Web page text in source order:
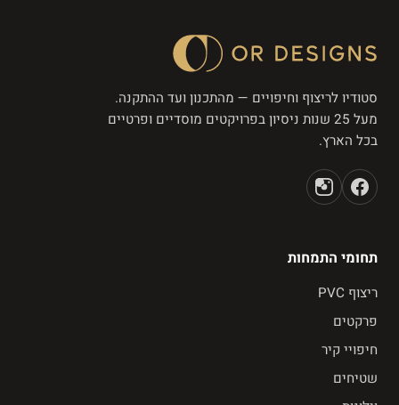
סטודיו לריצוף וחיפויים — מהתכנון ועד ההתקנה.
מעל 25 שנות ניסיון בפרויקטים מוסדיים ופרטיים
בכל הארץ.
תחומי התמחות
ריצוף PVC
פרקטים
חיפויי קיר
שטיחים